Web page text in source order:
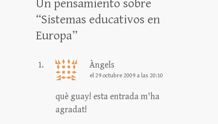
Un pensamiento sobre
“Sistemas educativos en
Europa”
Àngels
el 29 octubre 2009 a las 20:10
què guay! esta entrada m'ha
agradat!